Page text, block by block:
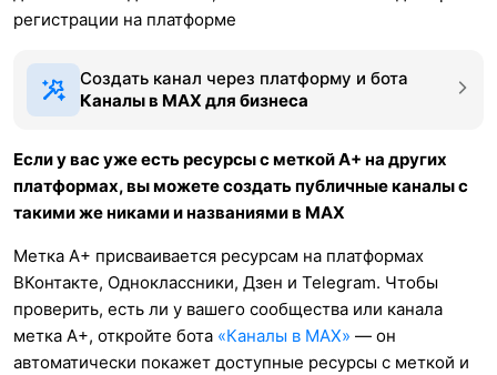
регистрации на платформе
Создать канал через платформу и бота
Каналы в МАХ для бизнеса
Если у вас уже есть ресурсы с меткой А+ на других
платформах, вы можете создать публичные каналы с
такими же никами и названиями в MAX
Метка А+ присваивается ресурсам на платформах
ВКонтакте, Одноклассники, Дзен и Telegram. Чтобы
проверить, есть ли у вашего сообщества или канала
метка А+, откройте бота «Каналы в MAX» — он
автоматически покажет доступные ресурсы с меткой и